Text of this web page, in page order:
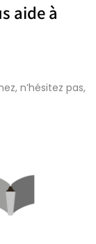
aide à
n’hésitez pas,